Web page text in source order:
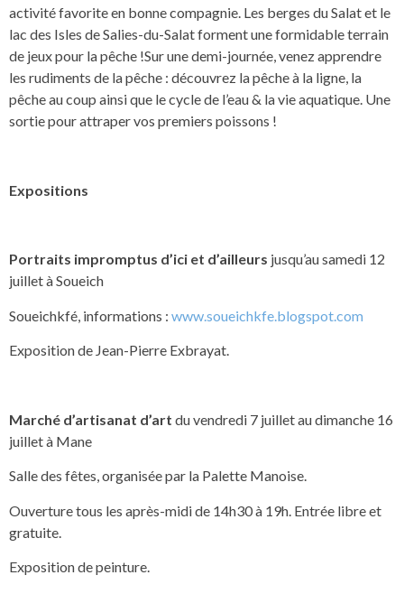
activité favorite en bonne compagnie. Les berges du Salat et le
lac des Isles de Salies-du-Salat forment une formidable terrain
de jeux pour la pêche !Sur une demi-journée, venez apprendre
les rudiments de la pêche : découvrez la pêche à la ligne, la
pêche au coup ainsi que le cycle de l’eau & la vie aquatique. Une
sortie pour attraper vos premiers poissons !
Expositions
Portraits impromptus d’ici et d’ailleurs jusqu’au samedi 12
juillet à Soueich
Soueichkfé, informations : www.soueichkfe.blogspot.com
Exposition de Jean-Pierre Exbrayat.
Marché d’artisanat d’art du vendredi 7 juillet au dimanche 16
juillet à Mane
Salle des fêtes, organisée par la Palette Manoise.
Ouverture tous les après-midi de 14h30 à 19h. Entrée libre et
gratuite.
Exposition de peinture.